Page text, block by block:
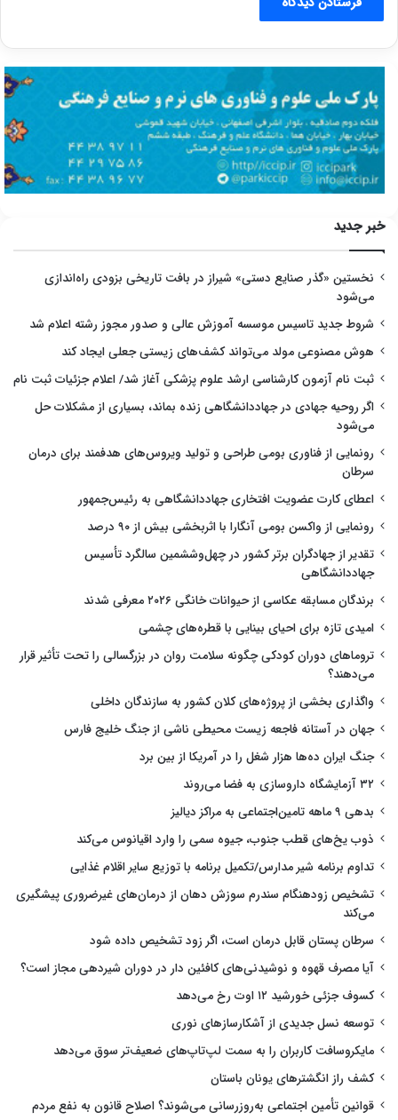
خبر جدید
نخستین «گذر صنایع دستی» شیراز در بافت تاریخی بزودی راه‌اندازی
می‌شود
شروط جدید تاسیس موسسه آموزش عالی و صدور مجوز رشته اعلام شد
هوش مصنوعی مولد می‌تواند کشف‌های زیستی جعلی ایجاد کند
ثبت نام آزمون کارشناسی ارشد علوم پزشکی آغاز شد/ اعلام جزئیات ثبت نام
اگر روحیه جهادی در جهاددانشگاهی زنده بماند، بسیاری از مشکلات حل
می‌شود
رونمایی از فناوری بومی طراحی و تولید ویروس‌های هدفمند برای درمان
سرطان
اعطای کارت عضویت افتخاری جهاددانشگاهی به رئیس‌جمهور
رونمایی از واکسن بومی آنگارا با اثربخشی بیش از ۹۰ درصد
تقدیر از جهادگران برتر کشور در چهل‌وششمین سالگرد تأسیس
جهاددانشگاهی
برندگان مسابقه عکاسی از حیوانات خانگی ۲۰۲۶ معرفی شدند
امیدی تازه برای احیای بینایی با قطره‌های چشمی
تروماهای دوران کودکی چگونه سلامت روان در بزرگسالی را تحت تأثیر قرار
می‌دهند؟
واگذاری بخشی از پروژه‌های کلان کشور به سازندگان داخلی
جهان در آستانه فاجعه زیست محیطی ناشی از جنگ خلیج فارس
جنگ ایران ده‌ها هزار شغل را در آمریکا از بین برد
۳۲ آزمایشگاه داروسازی به فضا می‌روند
بدهی ۹ ماهه تامین‌اجتماعی به مراکز دیالیز
ذوب یخ‌های قطب جنوب، جیوه سمی را وارد اقیانوس می‌کند
تداوم برنامه شیر مدارس/تکمیل برنامه با توزیع سایر اقلام غذایی
تشخیص زودهنگام سندرم سوزش دهان از درمان‌های غیرضروری پیشگیری
می‌کند
سرطان پستان قابل درمان است، اگر زود تشخیص داده شود
آیا مصرف قهوه و نوشیدنی‌های کافئین دار در دوران شیردهی مجاز است؟
کسوف جزئی خورشید ۱۲ اوت رخ می‌دهد
توسعه نسل جدیدی از آشکارسازهای نوری
مایکروسافت کاربران را به سمت لپ‌تاپ‌های ضعیف‌تر سوق می‌دهد
کشف راز انگشترهای یونان باستان
قوانین تأمین اجتماعی به‌روزرسانی می‌شوند؟ اصلاح قانون به نفع مردم